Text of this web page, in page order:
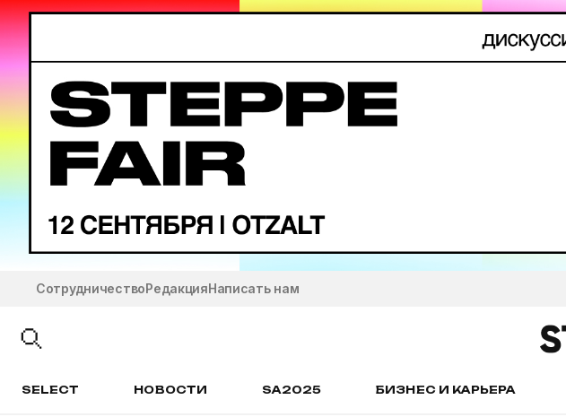
СотрудничествоРедакцияНаписать нам
SELECT НОВОСТИ SA2025 БИЗНЕС И КАРЬЕРА